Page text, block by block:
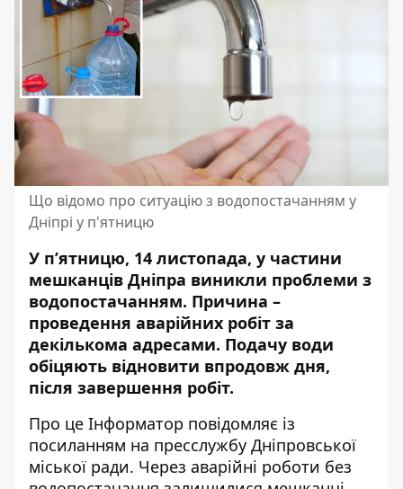
Що відомо про ситуацію з водопостачанням у
Дніпрі у п'ятницю
У п’ятницю, 14 листопада, у частини
мешканців Дніпра виникли проблеми з
водопостачанням. Причина –
проведення аварійних робіт за
декількома адресами. Подачу води
обіцяють відновити впродовж дня,
після завершення робіт.
Про це Інформатор повідомляє із
посиланням на пресслужбу Дніпровської
міської ради. Через аварійні роботи без